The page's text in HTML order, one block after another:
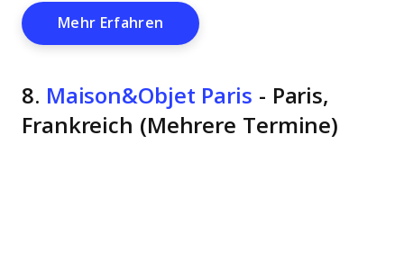
Mehr Erfahren Opens New Window
8. Maison&Objet Paris - Paris,
Frankreich (Mehrere Termine)